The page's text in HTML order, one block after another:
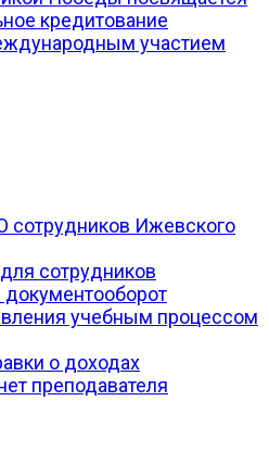
кредитование
участием
Ижевского
сотрудников
учебным процессом
о доходах
преподавателя